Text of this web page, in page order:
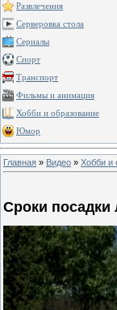
Развлечения
Серверовка стола
Сериалы
Спорт
Транспорт
Фильмы и анимация
Хобби и образование
Юмор
Главная » Видео » Хобби и
Сроки посадки